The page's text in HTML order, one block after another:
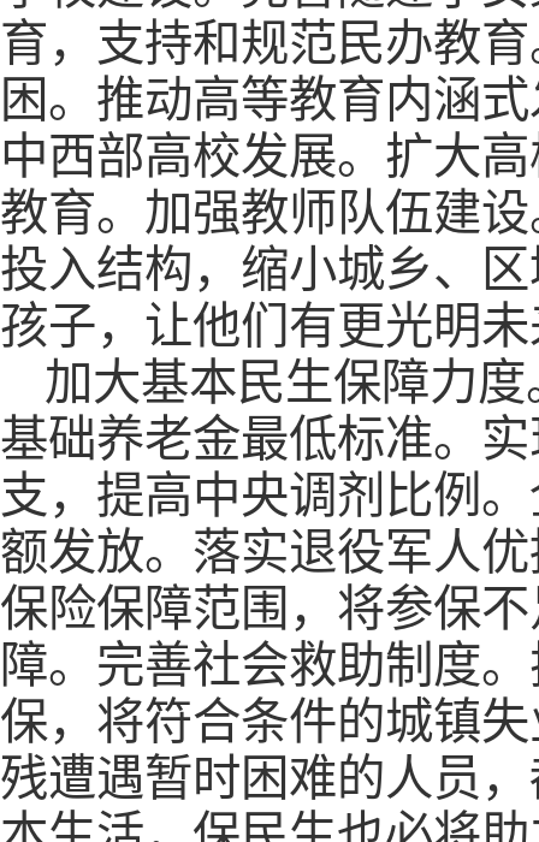
育，支持和规范民办教
困。推动高等教育内涵
中西部高校发展。扩大
教育。加强教师队伍建
投入结构，缩小城乡、
孩子，让他们有更光明
加大基本民生保障力
基础养老金最低标准。
支，提高中央调剂比例
额发放。落实退役军人
保险保障范围，将参保
障。完善社会救助制度
保，将符合条件的城镇
残遭遇暂时困难的人员